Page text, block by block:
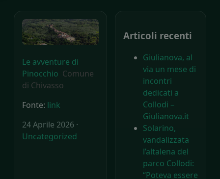
Le avventure di
Pinocchio Comune
di Chivasso
Fonte: link
24 Aprile 2026 ·
Uncategorized
Articoli recenti
Giulianova, al
via un mese di
incontri
dedicati a
Collodi –
Giulianova.it
Solarino,
vandalizzata
l’altalena del
parco Collodi:
“Poteva essere